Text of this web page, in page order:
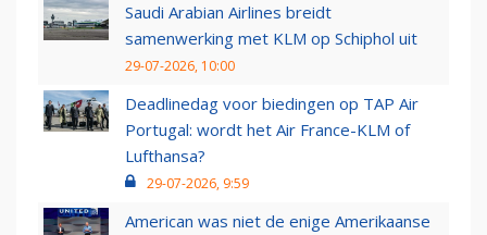
Saudi Arabian Airlines breidt
samenwerking met KLM op Schiphol uit
29-07-2026, 10:00
Deadlinedag voor biedingen op TAP Air
Portugal: wordt het Air France-KLM of
Lufthansa?
29-07-2026, 9:59
American was niet de enige Amerikaanse